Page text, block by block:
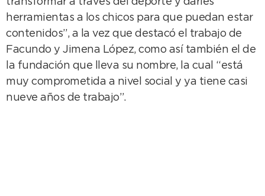
herramientas a los chicos para que puedan estar
contenidos”, a la vez que destacó el trabajo de
Facundo y Jimena López, como así también el de
la fundación que lleva su nombre, la cual “está
muy comprometida a nivel social y ya tiene casi
nueve años de trabajo”.